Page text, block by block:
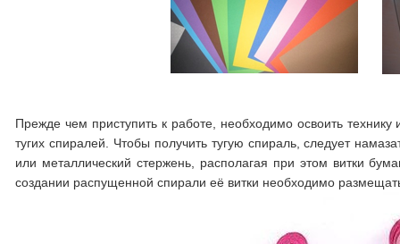
Прежде чем приступить к работе, необходимо освоить
тугих спиралей. Чтобы получить тугую спираль, следует
или металлический стержень, располагая при этом витки
создании распущенной спирали её витки необходимо